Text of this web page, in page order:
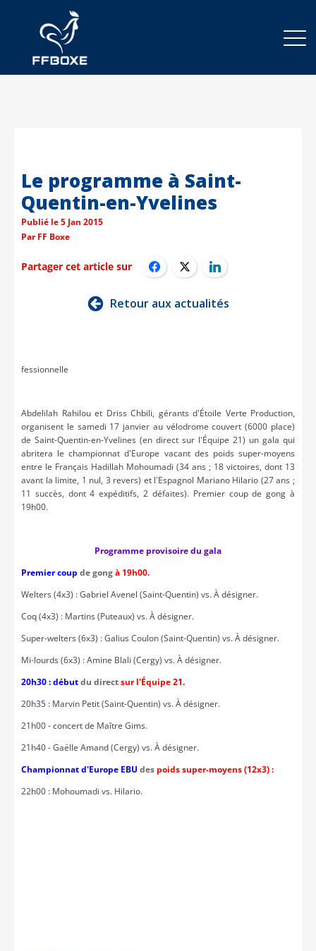
Le programme à Saint-
Quentin-en-Yvelines
Publié le5 Jan 2015
ParFF Boxe
Partager cet article sur
Retour aux actualités
fessionnelle
Abdelilah Rahilou et Driss Chbili, gérants d'Étoile Verte Production,
organisent le samedi 17 janvier au vélodrome couvert (6000 place)
de Saint-Quentin-en-Yvelines (en direct sur l'Équipe 21) un gala qui
abritera le championnat d'Europe vacant des poids super-moyens
entre le Français Hadillah Mohoumadi (34 ans ; 18 victoires, dont 13
avant la limite, 1 nul, 3 revers) et l'Espagnol Mariano Hilario (27 ans ;
11 succès, dont 4 expéditifs, 2 défaites). Premier coup de gong à
19h00.
Programme provisoire du gala
Premier coup de gongà 19h00.
Welters (4x3) : Gabriel Avenel (Saint-Quentin) vs. À désigner.
Coq (4x3) : Martins (Puteaux) vs. À désigner.
Super-welters (6x3) : Galius Coulon (Saint-Quentin) vs. À désigner.
Mi-lourds (6x3) : Amine Blali (Cergy) vs. À désigner.
20h30 : débutdu directsur l'Équipe 21.
20h35 : Marvin Petit (Saint-Quentin) vs. À désigner.
21h00 - concert de Maître Gims.
21h40 - Gaëlle Amand (Cergy) vs. À désigner.
Championnat d'Europe EBU des poids super-moyens (12x3) :
22h00 : Mohoumadi vs. Hilario.